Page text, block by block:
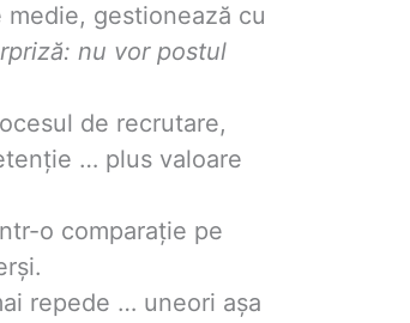
gestionează cu
ă: nu vor postul
de recrutare,
… plus valoare
o comparație pe
repede … uneori așa